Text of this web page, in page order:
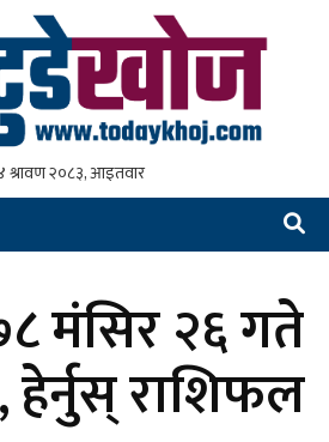
मंसिर २६ गते
राशिफल